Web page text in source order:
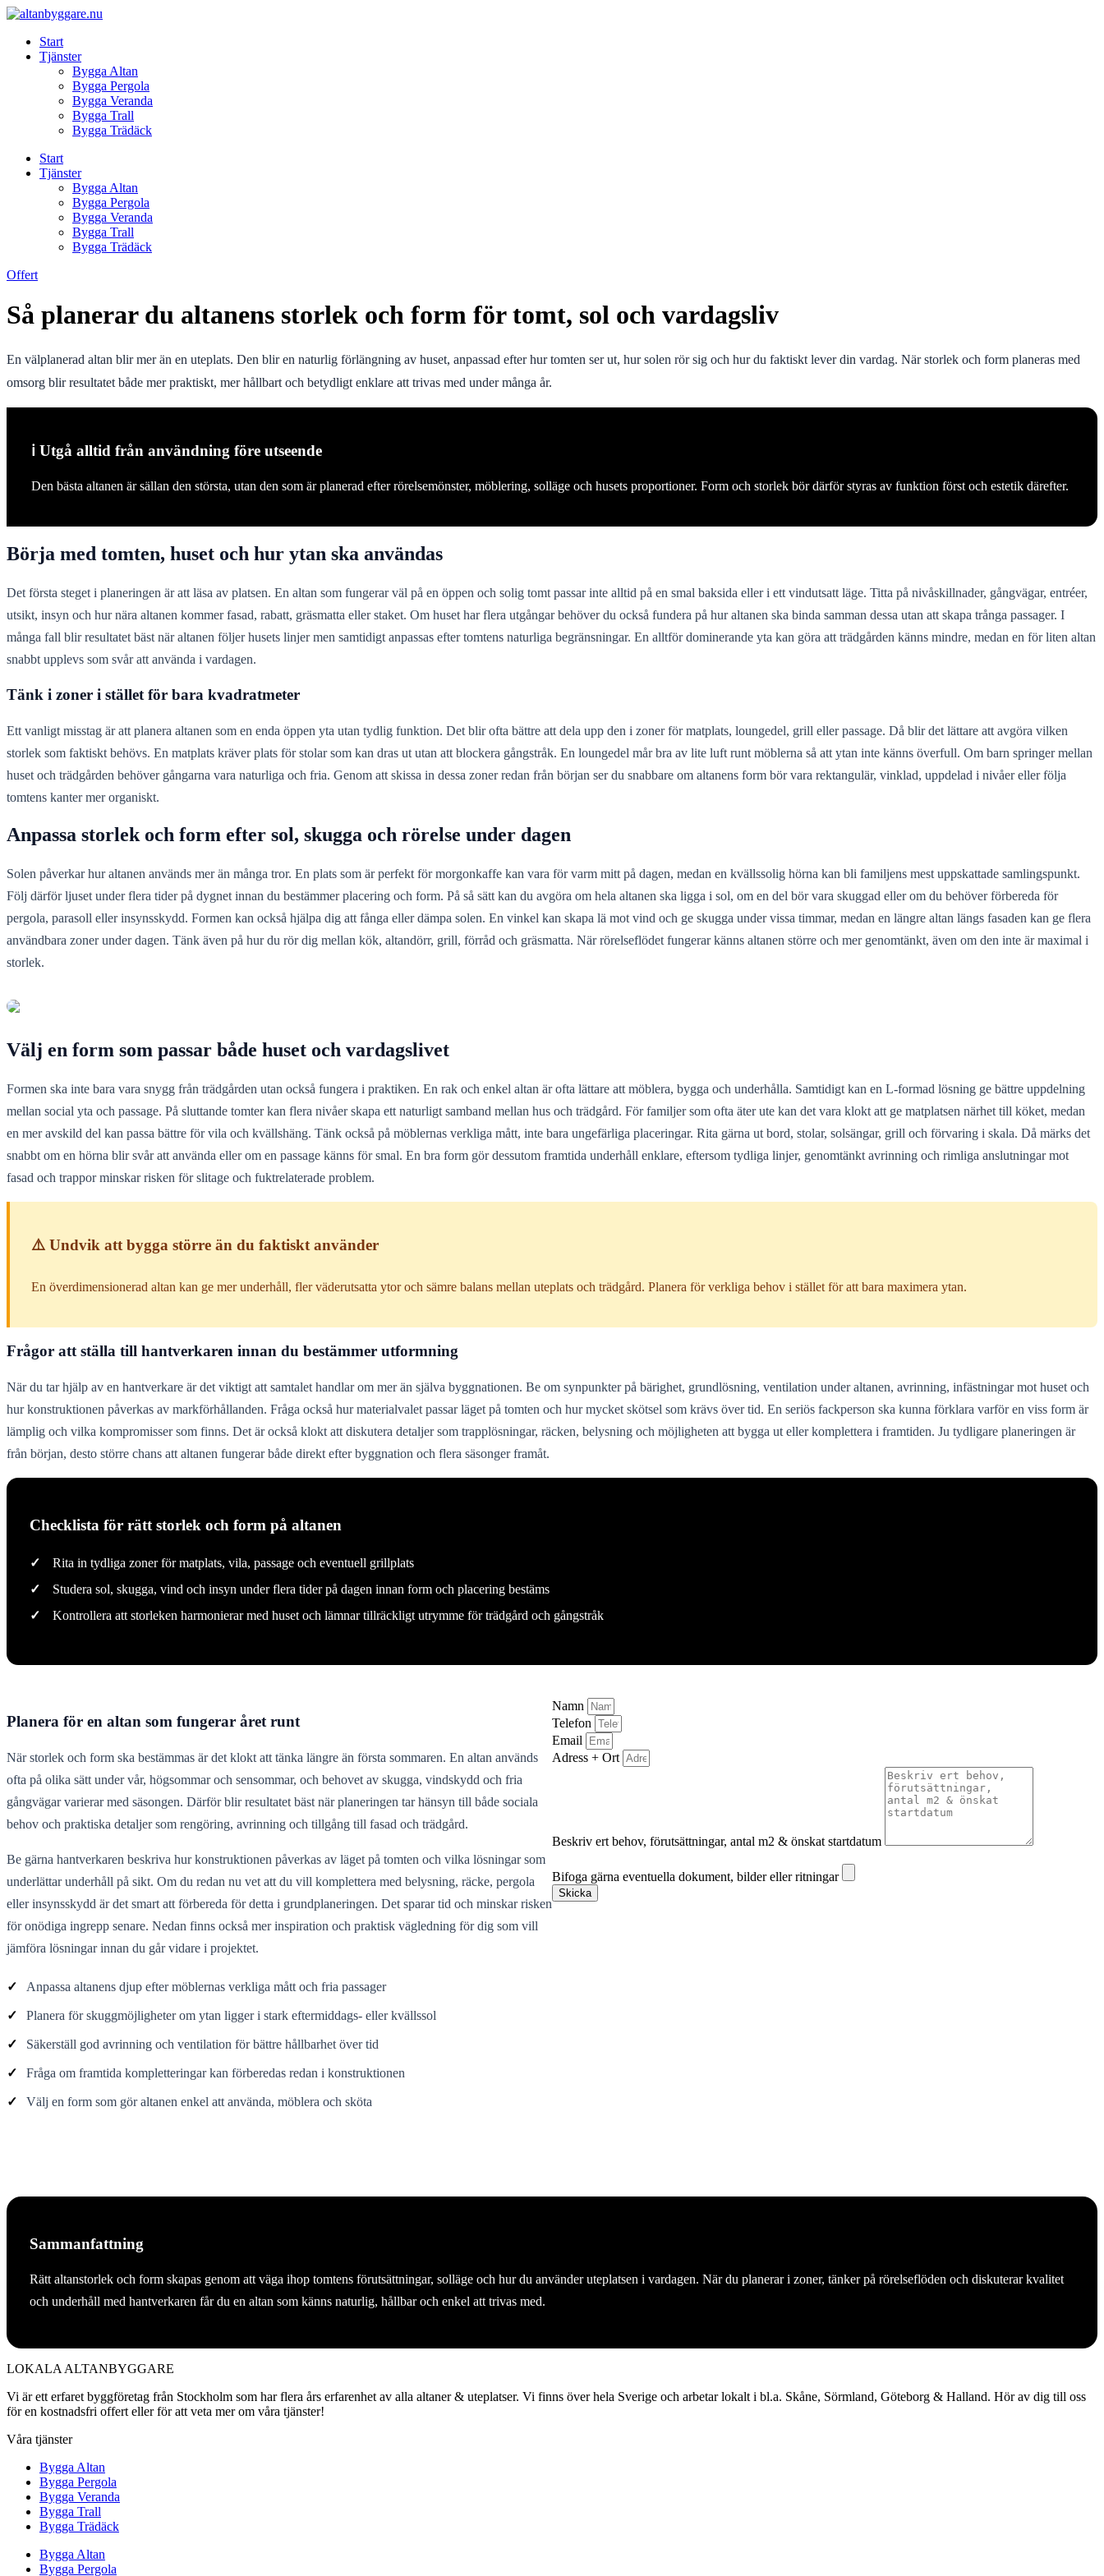
Skip
contentStart
Tjänster
Bygga Altan
Bygga Pergola
Bygga Veranda
Bygga Trall
Bygga Trädäck
Start
Tjänster
Bygga Altan
Bygga Pergola
Bygga Veranda
Bygga Trall
Bygga Trädäck
Offert
Så planerar du altanens storlek och form för tomt, sol och vardagsliv
En välplanerad altan blir mer än en uteplats. Den blir en naturlig förlängning av huset, anpassad efter hur tomten ser ut, hur solen rör sig och hur du faktiskt lever din vardag. När storlek och form planeras med
omsorg blir resultatet både mer praktiskt, mer hållbart och betydligt enklare att trivas med under många år.
ℹ️ Utgå alltid från användning före utseende
Den bästa altanen är sällan den största, utan den som är planerad efter rörelsemönster, möblering, solläge och husets proportioner. Form och storlek bör därför styras av funktion först och estetik därefter.
Börja med tomten, huset och hur ytan ska användas
Det första steget i planeringen är att läsa av platsen. En altan som fungerar väl på en öppen och solig tomt passar inte alltid på en smal baksida eller i ett vindutsatt läge. Titta på nivåskillnader, gångvägar, entréer,
utsikt, insyn och hur nära altanen kommer fasad, rabatt, gräsmatta eller staket. Om huset har flera utgångar behöver du också fundera på hur altanen ska binda samman dessa utan att skapa trånga passager. I
många fall blir resultatet bäst när altanen följer husets linjer men samtidigt anpassas efter tomtens naturliga begränsningar. En alltför dominerande yta kan göra att trädgården känns mindre, medan en för liten altan
snabbt upplevs som svår att använda i vardagen.
Tänk i zoner i stället för bara kvadratmeter
Ett vanligt misstag är att planera altanen som en enda öppen yta utan tydlig funktion. Det blir ofta bättre att dela upp den i zoner för matplats, loungedel, grill eller passage. Då blir det lättare att avgöra vilken
storlek som faktiskt behövs. En matplats kräver plats för stolar som kan dras ut utan att blockera gångstråk. En loungedel mår bra av lite luft runt möblerna så att ytan inte känns överfull. Om barn springer mellan
huset och trädgården behöver gångarna vara naturliga och fria. Genom att skissa in dessa zoner redan från början ser du snabbare om altanens form bör vara rektangulär, vinklad, uppdelad i nivåer eller följa
tomtens kanter mer organiskt.
Anpassa storlek och form efter sol, skugga och rörelse under dagen
Solen påverkar hur altanen används mer än många tror. En plats som är perfekt för morgonkaffe kan vara för varm mitt på dagen, medan en kvällssolig hörna kan bli familjens mest uppskattade samlingspunkt.
Följ därför ljuset under flera tider på dygnet innan du bestämmer placering och form. På så sätt kan du avgöra om hela altanen ska ligga i sol, om en del bör vara skuggad eller om du behöver förbereda för
pergola, parasoll eller insynsskydd. Formen kan också hjälpa dig att fånga eller dämpa solen. En vinkel kan skapa lä mot vind och ge skugga under vissa timmar, medan en längre altan längs fasaden kan ge flera
användbara zoner under dagen. Tänk även på hur du rör dig mellan kök, altandörr, grill, förråd och gräsmatta. När rörelseflödet fungerar känns altanen större och mer genomtänkt, även om den inte är maximal i
storlek.
Välj en form som passar både huset och vardagslivet
Formen ska inte bara vara snygg från trädgården utan också fungera i praktiken. En rak och enkel altan är ofta lättare att möblera, bygga och underhålla. Samtidigt kan en L-formad lösning ge bättre uppdelning
mellan social yta och passage. På sluttande tomter kan flera nivåer skapa ett naturligt samband mellan hus och trädgård. För familjer som ofta äter ute kan det vara klokt att ge matplatsen närhet till köket, medan
en mer avskild del kan passa bättre för vila och kvällshäng. Tänk också på möblernas verkliga mått, inte bara ungefärliga placeringar. Rita gärna ut bord, stolar, solsängar, grill och förvaring i skala. Då märks det
snabbt om en hörna blir svår att använda eller om en passage känns för smal. En bra form gör dessutom framtida underhåll enklare, eftersom tydliga linjer, genomtänkt avrinning och rimliga anslutningar mot
fasad och trappor minskar risken för slitage och fuktrelaterade problem.
⚠️ Undvik att bygga större än du faktiskt använder
En överdimensionerad altan kan ge mer underhåll, fler väderutsatta ytor och sämre balans mellan uteplats och trädgård. Planera för verkliga behov i stället för att bara maximera ytan.
Frågor att ställa till hantverkaren innan du bestämmer utformning
När du tar hjälp av en hantverkare är det viktigt att samtalet handlar om mer än själva byggnationen. Be om synpunkter på bärighet, grundlösning, ventilation under altanen, avrinning, infästningar mot huset och
hur konstruktionen påverkas av markförhållanden. Fråga också hur materialvalet passar läget på tomten och hur mycket skötsel som krävs över tid. En seriös fackperson ska kunna förklara varför en viss form är
lämplig och vilka kompromisser som finns. Det är också klokt att diskutera detaljer som trapplösningar, räcken, belysning och möjligheten att bygga ut eller komplettera i framtiden. Ju tydligare planeringen är
från början, desto större chans att altanen fungerar både direkt efter byggnation och flera säsonger framåt.
Checklista för rätt storlek och form på altanen
✓
Rita in tydliga zoner för matplats, vila, passage och eventuell grillplats
✓
Studera sol, skugga, vind och insyn under flera tider på dagen innan form och placering bestäms
✓
Kontrollera att storleken harmonierar med huset och lämnar tillräckligt utrymme för trädgård och gångstråk
Planera för en altan som fungerar året runt
När storlek och form ska bestämmas är det klokt att tänka längre än första sommaren. En altan används
ofta på olika sätt under vår, högsommar och sensommar, och behovet av skugga, vindskydd och fria
gångvägar varierar med säsongen. Därför blir resultatet bäst när planeringen tar hänsyn till både sociala
behov och praktiska detaljer som rengöring, avrinning och tillgång till fasad och trädgård.
Be gärna hantverkaren beskriva hur konstruktionen påverkas av läget på tomten och vilka lösningar som
underlättar underhåll på sikt. Om du redan nu vet att du vill komplettera med belysning, räcke, pergola
eller insynsskydd är det smart att förbereda för detta i grundplaneringen. Det sparar tid och minskar risken
för onödiga ingrepp senare. Nedan finns också mer inspiration och praktisk vägledning för dig som vill
jämföra lösningar innan du går vidare i projektet.
✓ Anpassa altanens djup efter möblernas verkliga mått och fria passager
✓ Planera för skuggmöjligheter om ytan ligger i stark eftermiddags- eller kvällssol
✓ Säkerställ god avrinning och ventilation för bättre hållbarhet över tid
✓ Fråga om framtida kompletteringar kan förberedas redan i konstruktionen
✓ Välj en form som gör altanen enkel att använda, möblera och sköta
Namn
Telefon
Email
Adress + Ort
Beskriv ert behov, förutsättningar, antal m2 & önskat startdatum
Bifoga gärna eventuella dokument, bilder eller ritningar
Skicka
Sammanfattning
Rätt altanstorlek och form skapas genom att väga ihop tomtens förutsättningar, solläge och hur du använder uteplatsen i vardagen. När du planerar i zoner, tänker på rörelseflöden och diskuterar kvalitet
och underhåll med hantverkaren får du en altan som känns naturlig, hållbar och enkel att trivas med.
LOKALA ALTANBYGGARE
Vi är ett erfaret byggföretag från Stockholm som har flera års erfarenhet av alla altaner & uteplatser. Vi finns över hela Sverige och arbetar lokalt i bl.a. Skåne, Sörmland, Göteborg & Halland. Hör av dig till oss
för en kostnadsfri offert eller för att veta mer om våra tjänster!
Våra tjänster
Bygga Altan
Bygga Pergola
Bygga Veranda
Bygga Trall
Bygga Trädäck
Bygga Altan
Bygga Pergola